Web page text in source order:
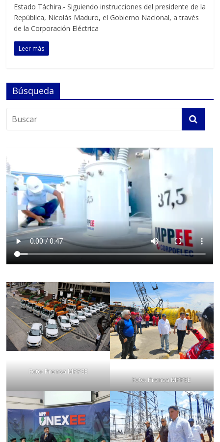
Estado Táchira.- Siguiendo instrucciones del presidente de la
República, Nicolás Maduro, el Gobierno Nacional, a través
de la Corporación Eléctrica
Leer más
Búsqueda
Foto: Prensa MPPEE
Foto: Prensa MPPEE